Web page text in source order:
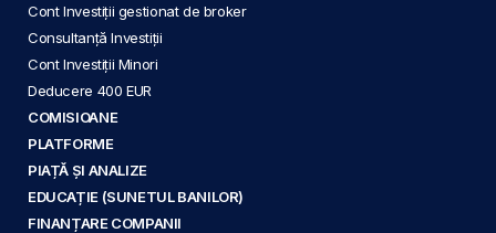
Cont Investiții gestionat de broker
Consultanță Investiții
Cont Investiții Minori
Deducere 400 EUR
COMISIOANE
PLATFORME
PIAȚĂ ȘI ANALIZE
EDUCAȚIE (SUNETUL BANILOR)
FINANȚARE COMPANII